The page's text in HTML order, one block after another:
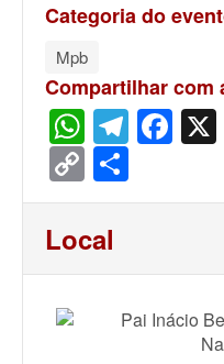
Categoria do
Mpb
Compartilhar com
Copy
Link
Local